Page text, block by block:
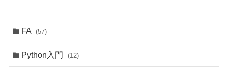
FA (57)
Python入門 (12)